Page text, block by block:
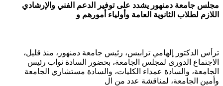
مجلس جامعة دمنهور يشدد على توفير الدعم الفني والإرشادي
اللازم لطلاب الثانوية العامة وأولياء أمورهم و
ترأس الدكتور إلهامي ترابيس، رئيس جامعة دمنهور، منذ قليل،
الاجتماع الدورى لمجلس الجامعة، بحضور السادة نواب رئيس
الجامعة، والسادة عمداء الكليات، والسادة مستشاري الجامعة
وأمين الجامعة، لمناقشة عدد من ال